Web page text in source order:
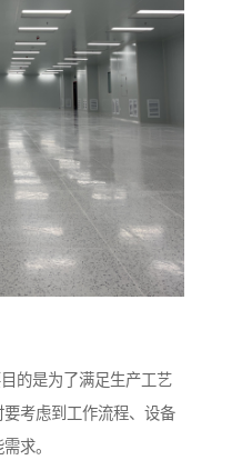
的是为了满足生产工艺
考虑到工作流程、设备
求。